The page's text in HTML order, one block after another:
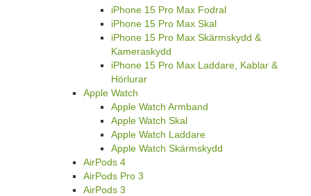
iPhone 15 Pro Max Fodral
iPhone 15 Pro Max Skal
iPhone 15 Pro Max Skärmskydd &
Kameraskydd
iPhone 15 Pro Max Laddare, Kablar &
Hörlurar
Apple Watch
Apple Watch Armband
Apple Watch Skal
Apple Watch Laddare
Apple Watch Skärmskydd
AirPods 4
AirPods Pro 3
AirPods 3